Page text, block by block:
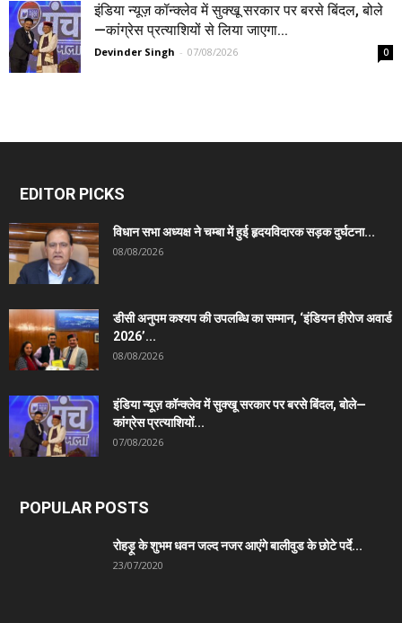
इंडिया न्यूज़ कॉन्क्लेव में सुक्खू सरकार पर बरसे बिंदल, बोले
—कांग्रेस प्रत्याशियों से लिया जाएगा...
Devinder Singh - 07/08/2026 0
EDITOR PICKS
विधान सभा अध्यक्ष ने चम्बा में हुई हृदयविदारक सड़क दुर्घटना...
08/08/2026
डीसी अनुपम कश्यप की उपलब्धि का सम्मान, ‘इंडियन हीरोज अवार्ड
2026’...
08/08/2026
इंडिया न्यूज़ कॉन्क्लेव में सुक्खू सरकार पर बरसे बिंदल, बोले—
कांग्रेस प्रत्याशियों...
07/08/2026
POPULAR POSTS
रोहड़ू के शुभम धवन जल्द नजर आएंगे बालीवुड के छोटे पर्दे...
23/07/2020